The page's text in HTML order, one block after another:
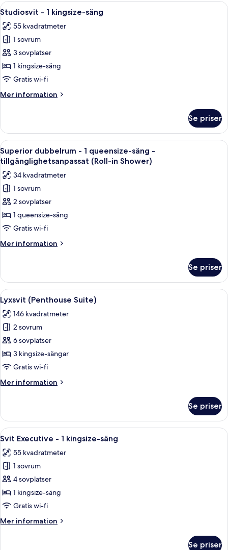
kingsize-
Öppna
alla
foton
för
Studiosvit
-
1
säng
Ett hotellrum med en platt-TV, ett
5
Studiosvit - 1 kingsize-säng
55 kvadratmeter
1 sovrum
3 sovplatser
1 kingsize-säng
Gratis wi-fi
Mer information
Mer
-
kingsize-
säng
Se priser
Öppna
alla
foton
för
Superior
dubbelrum
-
1
queensize-
säng
tillgänglighetsanpassat
(Roll-
in
Shower)
Ett hotellrum med en stor säng, ett
5
Superior dubbelrum - 1 queensize-säng -
tillgänglighetsanpassat (Roll-in Shower)
34 kvadratmeter
1 sovrum
2 sovplatser
1 queensize-säng
Gratis wi-fi
Mer information
Mer
dubbelrum
1
queensize-
säng
tillgänglighetsanpassat
(Roll-
in
Shower)
Se priser
Öppna
alla
foton
för
Lyxsvit
(Penthouse
Suite)
Ett modernt kök med mörka skåp,
6
Lyxsvit (Penthouse Suite)
146 kvadratmeter
2 sovrum
6 sovplatser
3 kingsize-sängar
Gratis wi-fi
Mer information
Mer
(Penthouse
Suite)
Se priser
Öppna
alla
foton
för
Svit
Executive
-
kingsize-
Ett modernt hotellrum med utsikt
10
Svit Executive - 1 kingsize-säng
55 kvadratmeter
1 sovrum
4 sovplatser
1 kingsize-säng
Gratis wi-fi
Mer information
Mer
Se priser